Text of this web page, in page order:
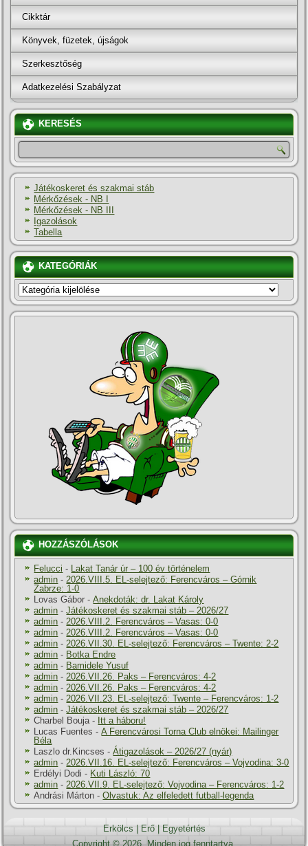
Cikktár
Könyvek, füzetek, újságok
Szerkesztőség
Adatkezelési Szabályzat
KERESÉS
Játékoskeret és szakmai stáb
Mérkőzések - NB I
Mérkőzések - NB III
Igazolások
Tabella
KATEGÓRIÁK
KATEGÓRIÁK
HOZZÁSZÓLÁSOK
Felucci - Lakat Tanár úr – 100 év történelem
admin -2026.VIII.5. EL-selejtező: Ferencváros – Górnik
Zabrze: 1-0
Lovas Gábor -Anekdoták: dr. Lakat Károly
admin -Játékoskeret és szakmai stáb – 2026/27
admin -2026.VIII.2. Ferencváros – Vasas: 0-0
admin -2026.VIII.2. Ferencváros – Vasas: 0-0
admin -2026.VII.30. EL-selejtező: Ferencváros – Twente: 2-2
admin - Botka Endre
admin - Bamidele Yusuf
admin -2026.VII.26. Paks – Ferencváros: 4-2
admin -2026.VII.26. Paks – Ferencváros: 4-2
admin -2026.VII.23. EL-selejtező: Twente – Ferencváros: 1-2
admin -Játékoskeret és szakmai stáb – 2026/27
Charbel Bouja- Itt a háboru!
Lucas Fuentes -A Ferencvárosi Torna Club elnökei: Mailinger
Béla
Laszlo dr.Kincses -Átigazolások – 2026/27 (nyár)
admin -2026.VII.16. EL-selejtező: Ferencváros – Vojvodina: 3-0
Erdélyi Dodi - Kuti László: 70
admin -2026.VII.9. EL-selejtező: Vojvodina – Ferencváros: 1-2
Andrási Márton -Olvastuk: Az elfeledett futball-legenda
Erkölcs Erő|
Egyetértés
Copyright © 2026. Minden jog fenntartva.